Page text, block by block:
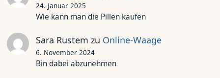
24. Januar 2025
Wie kann man die Pillen kaufen
Sara Rustem zu Online-Waage
6. November 2024
Bin dabei abzunehmen